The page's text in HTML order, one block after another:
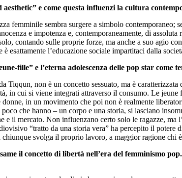
e come questa influenzi la cultura
femminile sembra surgere a simbolo contemporaneo;
e impotenza e, contemporaneamente, di
contando sulle proprie forze, ma anche a suo agio
esattamente l’educazione sociale impartitaci dalla
fille” e l’eterna adolescenza delle pop star
Tiqqun, non è un concetto sessuato, ma è
in cui si viene integrati attraverso il consumo. Le
in un movimento che poi non è realmente
che hanno – un corpo e una storia, si lasciano
e il mercato. Non influenzano certo solo le ragazze, ma
“tratto da una storia vera” ha percepito il
chiunque svolga il proprio lavoro, a maggior ragione chi
il concetto di libertà nell’era del femminismo